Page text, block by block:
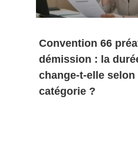
Convention 66
démission : la
change-t-elle selon
catégorie ?